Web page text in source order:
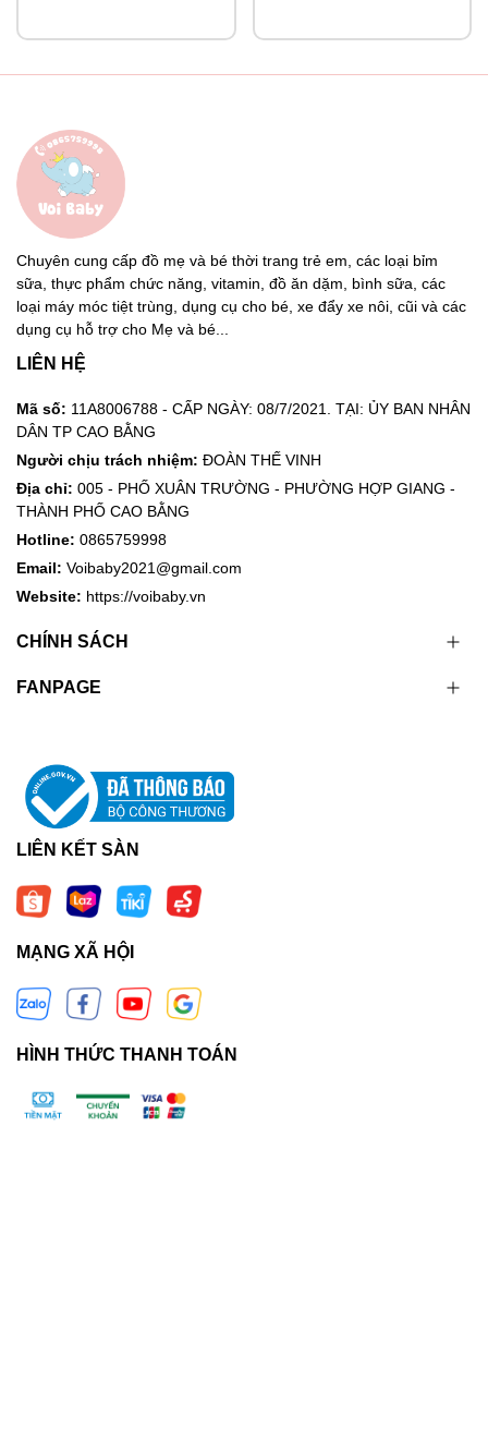
Chuyên cung cấp đồ mẹ và bé thời trang trẻ em, các loại bỉm
sữa, thực phẩm chức năng, vitamin, đồ ăn dặm, bình sữa, các
loại máy móc tiệt trùng, dụng cụ cho bé, xe đẩy xe nôi, cũi và các
dụng cụ hỗ trợ cho Mẹ và bé...
LIÊN HỆ
Mã số: 11A8006788 - CẤP NGÀY: 08/7/2021. TẠI: ỦY BAN NHÂN
DÂN TP CAO BẰNG
Người chịu trách nhiệm: ĐOÀN THẾ VINH
Địa chỉ: 005 - PHỐ XUÂN TRƯỜNG - PHƯỜNG HỢP GIANG -
THÀNH PHỐ CAO BẰNG
Hotline: 0865759998
Email: Voibaby2021@gmail.com
Website: https://voibaby.vn
CHÍNH SÁCH
FANPAGE
LIÊN KẾT SÀN
MẠNG XÃ HỘI
HÌNH THỨC THANH TOÁN